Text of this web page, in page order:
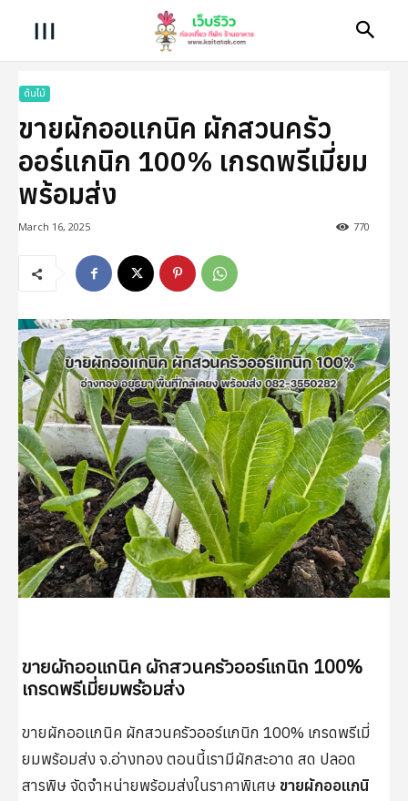
เมนู
ลงประกาศโพสรีวิว
หน้าแรก
ท่องเที่ยว
ร้านอาหาร
รีวิวที่พัก
แพ็คเกจทัวร์
ดำน้ำแสมสาร
เรื่องอื่นๆ
ต้นไม้
ขายผักออแกนิค ผักสวนครัว
ออร์แกนิก 100% เกรดพรีเมี่ยม
พร้อมส่ง
March 16, 2025 770
ขายผักออแกนิค ผักสวนครัวออร์แกนิก 100%
เกรดพรีเมี่ยมพร้อมส่ง
ขายผักออแกนิค ผักสวนครัวออร์แกนิก 100% เกรดพรีเมี่
ยมพร้อมส่ง จ.อ่างทอง ตอนนี้เรามีผักสะอาด สด ปลอด
สารพิษ จัดจำหน่ายพร้อมส่งในราคาพิเศษ ขายผักออแกนิ